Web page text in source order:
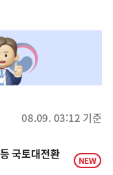
08.09. 03:12 기준
국토대전환
NEW